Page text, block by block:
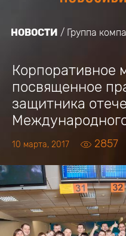
НОВОСТИ Группа
Корпоративное
посвященное
защитника
10 марта, 2017 2857